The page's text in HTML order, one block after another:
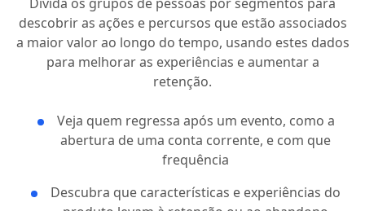
descobrir as ações e percursos que estão associados
a maior valor ao longo do tempo, usando estes dados
para melhorar as experiências e aumentar a
retenção.
Veja quem regressa após um evento, como a
abertura de uma conta corrente, e com que
frequência
Descubra que características e experiências do